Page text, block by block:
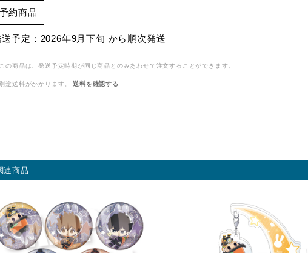
予約商品
送予定：2026年9月下旬 から順次発送
の商品は、発送予定時期が同じ商品とのみあわせて注文することができます。
途送料がかかります。 送料を確認する
連商品